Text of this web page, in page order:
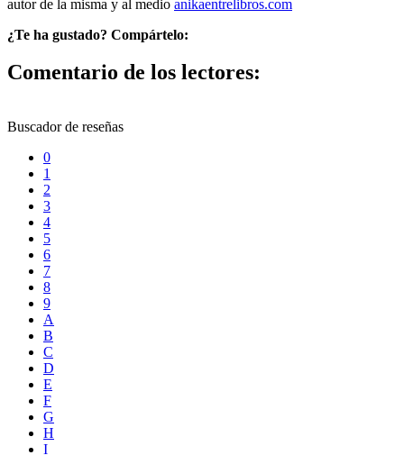
autor de la misma y al medio anikaentrelibros.com
¿Te ha gustado? Compártelo:
Comentario de los lectores:
Buscador de reseñas
0
1
2
3
4
5
6
7
8
9
A
B
C
D
E
F
G
H
I